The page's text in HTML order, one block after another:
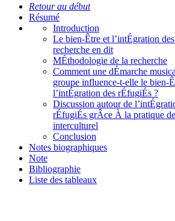
Retour au début
Résumé
Introduction
Le bien-Être et l’intÉgration
recherche en dit
MÉthodologie de la recherche
Comment une dÉmarche
groupe influence-t-elle le bien-
l’intÉgration des rÉfugiÉs ?
Discussion autour de
rÉfugiÉs grÂce À la pratique
interculturel
Conclusion
Notes biographiques
Note
Bibliographie
Liste des tableaux